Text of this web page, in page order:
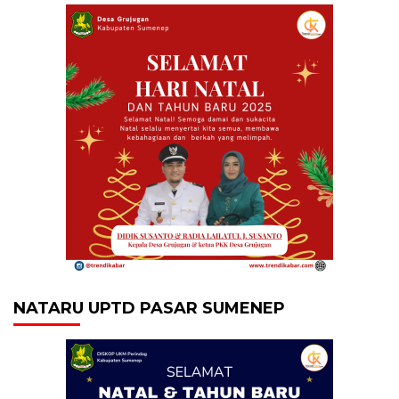
NATARU UPTD PASAR SUMENEP